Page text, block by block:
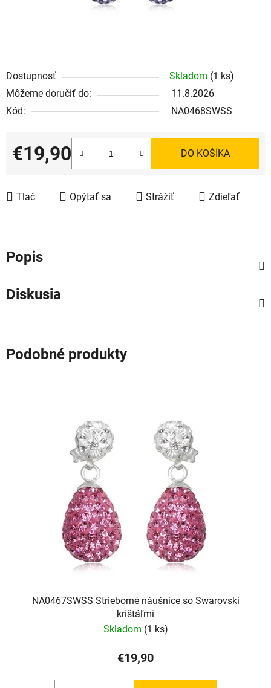
Dostupnosť Skladom (1 ks)
Môžeme doručiť do:
11.8.2026
Kód:
NA0468SWSS
€19,90
Jednotková cena:
DO KOŠÍKA
Tlač Opýtať sa Strážiť Zdieľať
Popis
Diskusia
Podobné produkty
NA0467SWSS Strieborné náušnice so Swarovski
krištáľmi
Skladom (1 ks)
€19,90